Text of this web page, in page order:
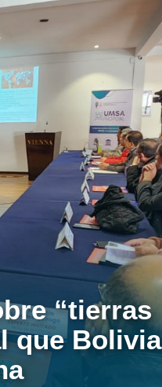
“tierras
que Bolivia